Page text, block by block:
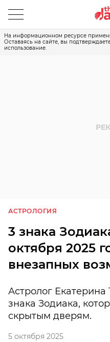
На информационном ресурсе
Оставаясь на сайте, вы
использование.
АСТРОЛОГИЯ
3 знака
октября 2025
внезапных
Астролог Екатерина
знака Зодиака,
скрытым дверям.
5 октября 2025